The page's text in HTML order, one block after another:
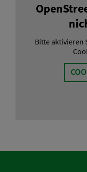
Bitte aktivieren